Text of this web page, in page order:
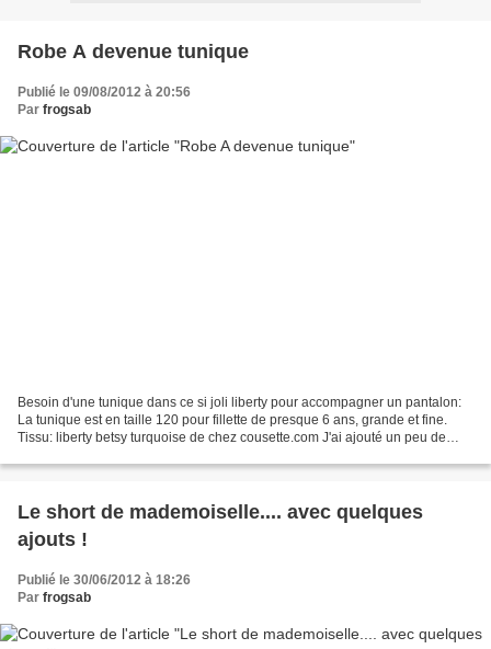
Robe A devenue tunique
Publié le 09/08/2012 à 20:56
Par frogsab
Besoin d'une tunique dans ce si joli liberty pour accompagner un pantalon:
La tunique est en taille 120 pour fillette de presque 6 ans, grande et fine.
Tissu: liberty betsy turquoise de chez cousette.com J'ai ajouté un peu de
Le short de mademoiselle.... avec quelques
ajouts !
Publié le 30/06/2012 à 18:26
Par frogsab